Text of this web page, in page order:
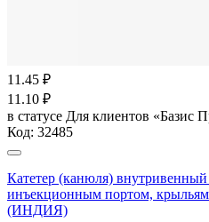
11.45 ₽
11.10 ₽
в статусе Для клиентов «Базис
Код: 32485
Катетер (канюля)
инъекционным портом,
(ИНДИЯ)